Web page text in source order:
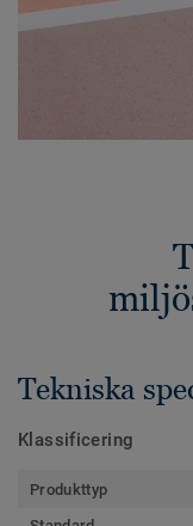
Tekniska
Klassificering
Produkttyp